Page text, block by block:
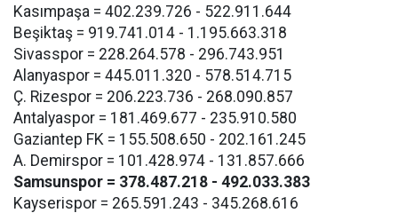
Kasımpaşa = 402.239.726 - 522.911.644
Beşiktaş = 919.741.014 - 1.195.663.318
Sivasspor = 228.264.578 - 296.743.951
Alanyaspor = 445.011.320 - 578.514.715
Ç. Rizespor = 206.223.736 - 268.090.857
Antalyaspor = 181.469.677 - 235.910.580
Gaziantep FK = 155.508.650 - 202.161.245
A. Demirspor = 101.428.974 - 131.857.666
Samsunspor = 378.487.218 - 492.033.383
Kayserispor = 265.591.243 - 345.268.616